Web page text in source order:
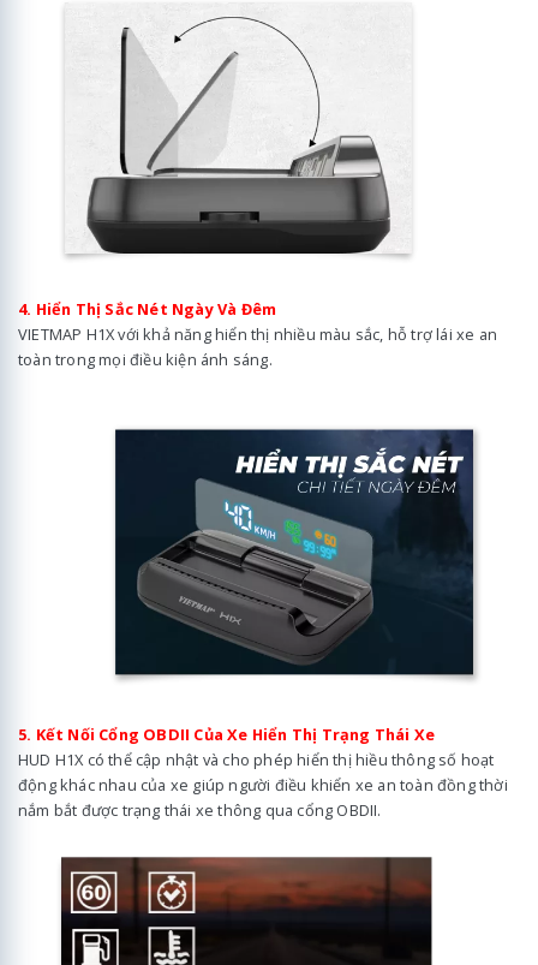
4. Hiển Thị Sắc Nét Ngày Và Đêm
VIETMAP H1X với khả năng hiển thị nhiều màu sắc, hỗ trợ lái xe an
toàn trong mọi điều kiện ánh sáng.
5. Kết Nối Cổng OBDII Của Xe Hiển Thị Trạng Thái Xe
HUD H1X có thể cập nhật và cho phép hiển thị hiều thông số hoạt
động khác nhau của xe giúp người điều khiển xe an toàn đồng thời
nắm bắt được trạng thái xe thông qua cổng OBDII.